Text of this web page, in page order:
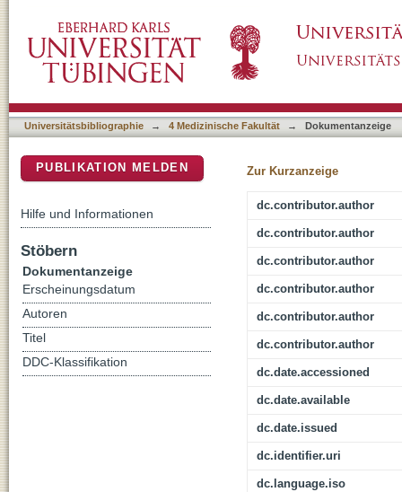
Gordon Holmes syndrome/SCAR16
Universitätsbibliographie → 4 Medizinische Fakultät → Dokumentanzeige
Zur Kurzanzeige
dc.contributor.author
dc.contributor.author
dc.contributor.author
dc.contributor.author
dc.contributor.author
dc.contributor.author
dc.date.accessioned
dc.date.available
dc.date.issued
dc.identifier.uri
dc.language.iso
PUBLIKATION MELDEN
Hilfe und Informationen
Stöbern
Dokumentanzeige
Erscheinungsdatum
Autoren
Titel
DDC-Klassifikation